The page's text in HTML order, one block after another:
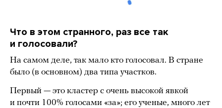
Что в этом странного, раз все так
и голосовали?
На самом деле, так мало кто голосовал. В стране
было (в основном) два типа участков.
Первый — это кластер с очень высокой явкой
и почти 100% голосами «за»; его ученые, много лет